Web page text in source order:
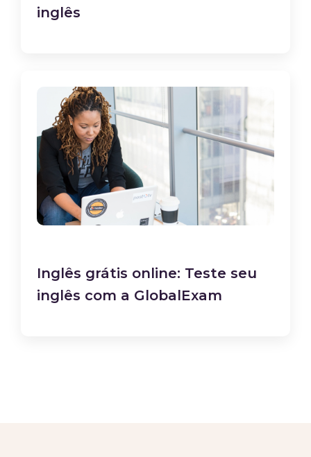
inglês
Inglês grátis online: Teste seu
inglês com a GlobalExam